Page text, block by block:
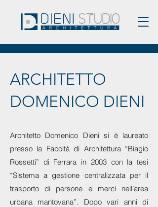
ARCHITETTO
DOMENICO DIENI
Architetto Domenico Dieni si è laureato
presso la Facoltà di Architettura “Biagio
Rossetti” di Ferrara in 2003 con la tesi
“Sistema a gestione centralizzata per il
trasporto di persone e merci nell’area
urbana mantovana”. Dopo vari anni di